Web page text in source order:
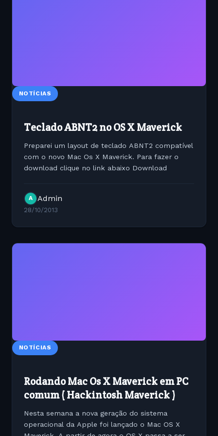
NOTÍCIAS
Teclado ABNT2 no OS X Maverick
Preparei um layout de teclado ABNT2 compatível
com o novo Mac Os X Maverick. Para fazer o
download clique no link abaixo Download
A Admin
28/10/2013
NOTÍCIAS
Rodando Mac Os X Maverick em PC
comum ( Hackintosh Maverick )
Nesta semana a nova geração do sistema
operacional da Apple foi lançado o Mac OS X